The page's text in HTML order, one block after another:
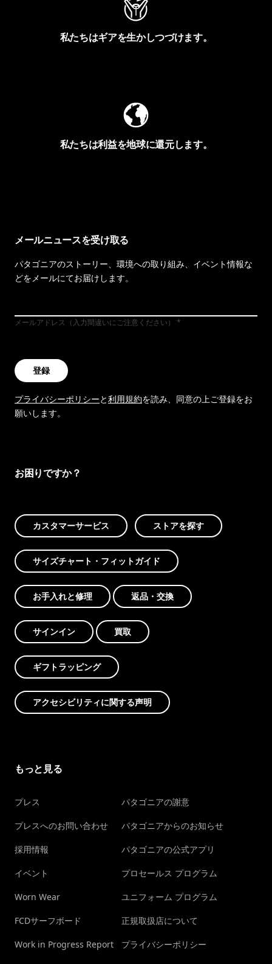
私たちはギアを生かしつづけます。
私たちは利益を地球に還元します。
メールニュースを受け取る
パタゴニアのストーリー、環境への取り組み、イベント情報な
どをメールにてお届けします。
メールアドレス（入力間違いにご注意ください）
登録
プライバシーポリシーと利用規約を読み、同意の上ご登録をお
願いします。
お困りですか？
カスタマーサービス ストアを探す
サイズチャート・フィットガイド
お手入れと修理 返品・交換
サインイン 買取
ギフトラッピング
アクセシビリティに関する声明
もっと見る
プレス
プレスへのお問い合わせ
採用情報
イベント
Worn Wear
FCDサーフボード
Work in Progress Report
パタゴニアの謝意
パタゴニアからのお知らせ
パタゴニアの公式アプリ
プロセールス プログラム
ユニフォーム プログラム
正規取扱店について
プライバシーポリシー